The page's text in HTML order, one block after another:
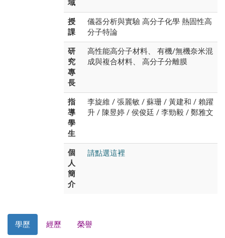
域
授
課
儀器分析與實驗 高分子化學 熱固性高
分子特論
研
究
專
長
高性能高分子材料、 有機/無機奈米混
成與複合材料、 高分子分離膜
指
導
學
生
李旋維 / 張麗敏 / 蘇珊 / 黃建和 / 賴躍
升 / 陳昱婷 / 侯俊廷 / 李勁毅 / 鄭雅文
個
人
簡
介
請點選這裡
學歷 經歷 榮譽